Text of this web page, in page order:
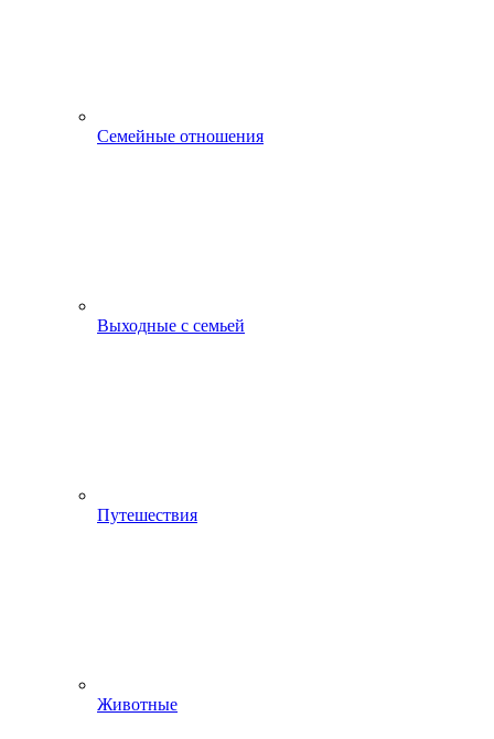
Семейные отношения
Выходные с семьей
Путешествия
Животные